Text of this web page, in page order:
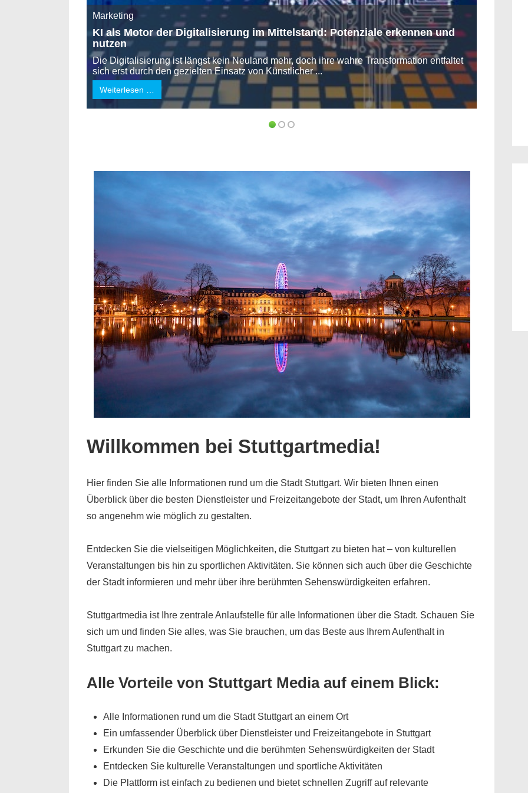
Marketing
KI als Motor der Digitalisierung im Mittelstand: Potenziale erkennen und
nutzen
Die Digitalisierung ist längst kein Neuland mehr, doch ihre wahre Transformation entfaltet
sich erst durch den gezielten Einsatz von Künstlicher ...
Weiterlesen …
Willkommen bei Stuttgartmedia!
Hier finden Sie alle Informationen rund um die Stadt Stuttgart. Wir bieten Ihnen einen
Überblick über die besten Dienstleister und Freizeitangebote der Stadt, um Ihren Aufenthalt
so angenehm wie möglich zu gestalten.
Entdecken Sie die vielseitigen Möglichkeiten, die Stuttgart zu bieten hat – von kulturellen
Veranstaltungen bis hin zu sportlichen Aktivitäten. Sie können sich auch über die Geschichte
der Stadt informieren und mehr über ihre berühmten Sehenswürdigkeiten erfahren.
Stuttgartmedia ist Ihre zentrale Anlaufstelle für alle Informationen über die Stadt. Schauen Sie
sich um und finden Sie alles, was Sie brauchen, um das Beste aus Ihrem Aufenthalt in
Stuttgart zu machen.
Alle Vorteile von Stuttgart Media auf einem Blick:
Alle Informationen rund um die Stadt Stuttgart an einem Ort
Ein umfassender Überblick über Dienstleister und Freizeitangebote in Stuttgart
Erkunden Sie die Geschichte und die berühmten Sehenswürdigkeiten der Stadt
Entdecken Sie kulturelle Veranstaltungen und sportliche Aktivitäten
Die Plattform ist einfach zu bedienen und bietet schnellen Zugriff auf relevante